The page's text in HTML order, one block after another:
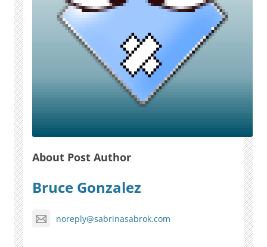
About Post Author
Bruce Gonzalez
noreply@sabrinasabrok.com